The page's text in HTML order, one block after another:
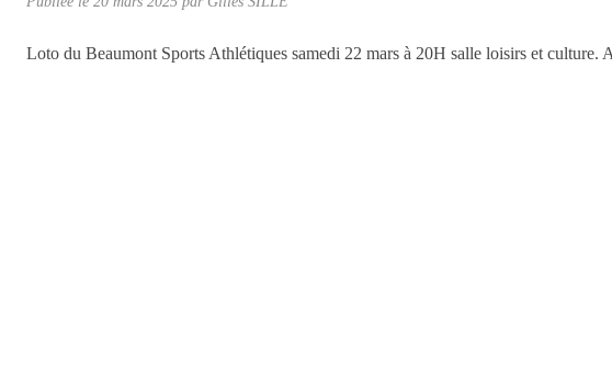
Loto du Beaumont Sports Athlétiques samedi 22 mars à 20H salle loisirs et culture.